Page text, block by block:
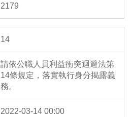
2179
14
請依公職人員利益衝突迴避法第
14條規定，落實執行身分揭露義
務。
2022-03-14 00:00